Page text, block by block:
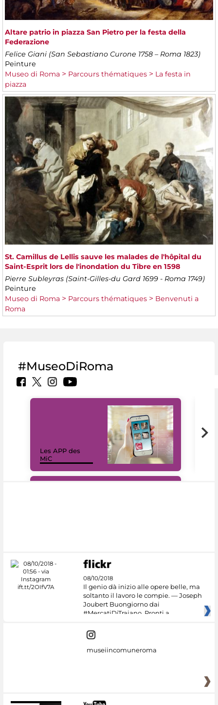
Altare patrio in piazza San Pietro per la festa della
Federazione
Felice Giani (San Sebastiano Curone 1758 – Roma 1823)
Peinture
Museo di Roma
Parcours thématiques
La festa in
piazza
St. Camillus de Lellis sauve les malades de l'hôpital du
Saint-Esprit lors de l'inondation du Tibre en 1598
Pierre Subleyras (Saint-Gilles-du Gard 1699 - Roma 1749)
Peinture
Museo di Roma
Parcours thématiques
Benvenuti a
Roma
#MuseoDiRoma
Les APP des
MiC
08/10/2018
Il genio dà inizio alle opere belle, ma
soltanto il lavoro le compie. — Joseph
Joubert Buongiorno dai
#MercatiDiTraiano. Pronti a
museiincomuneroma